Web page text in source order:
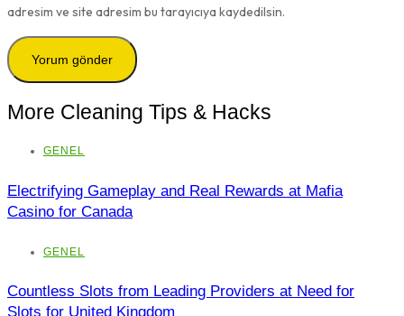
adresim ve site adresim bu tarayıcıya kaydedilsin.
More Cleaning Tips & Hacks
GENEL
Electrifying Gameplay and Real Rewards at Mafia
Casino for Canada
GENEL
Countless Slots from Leading Providers at Need for
Slots for United Kingdom